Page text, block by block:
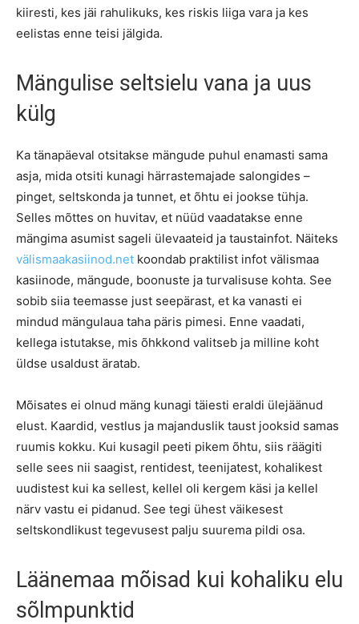
kiiresti, kes jäi rahulikuks, kes riskis liiga vara ja kes
eelistas enne teisi jälgida.
Mängulise seltsielu vana ja uus
külg
Ka tänapäeval otsitakse mängude puhul enamasti sama
asja, mida otsiti kunagi härrastemajade salongides –
pinget, seltskonda ja tunnet, et õhtu ei jookse tühja.
Selles mõttes on huvitav, et nüüd vaadatakse enne
mängima asumist sageli ülevaateid ja taustainfot. Näiteks
välismaakasiinod.net koondab praktilist infot välismaa
kasiinode, mängude, boonuste ja turvalisuse kohta. See
sobib siia teemasse just seepärast, et ka vanasti ei
mindud mängulaua taha päris pimesi. Enne vaadati,
kellega istutakse, mis õhkkond valitseb ja milline koht
üldse usaldust äratab.
Mõisates ei olnud mäng kunagi täiesti eraldi ülejäänud
elust. Kaardid, vestlus ja majanduslik taust jooksid samas
ruumis kokku. Kui kusagil peeti pikem õhtu, siis räägiti
selle sees nii saagist, rentidest, teenijatest, kohalikest
uudistest kui ka sellest, kellel oli kergem käsi ja kellel
närv vastu ei pidanud. See tegi ühest väikesest
seltskondlikust tegevusest palju suurema pildi osa.
Läänemaa mõisad kui kohaliku elu
sõlmpunktid